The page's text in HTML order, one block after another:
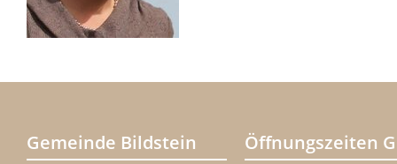
Gemeinde Bildstein Öffnungszeiten